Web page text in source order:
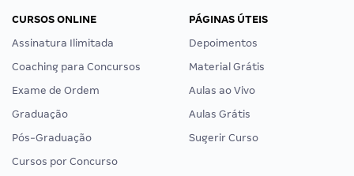
CURSOS ONLINE
Assinatura Ilimitada
Coaching para Concursos
Exame de Ordem
Graduação
Pós-Graduação
Cursos por Concurso
PÁGINAS ÚTEIS
Depoimentos
Material Grátis
Aulas ao Vivo
Aulas Grátis
Sugerir Curso